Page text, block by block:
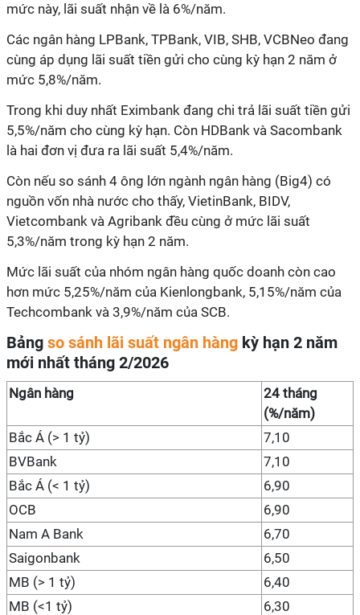
mức này, lãi suất nhận về là 6%/năm.
Các ngân hàng LPBank, TPBank, VIB, SHB, VCBNeo đang
cùng áp dụng lãi suất tiền gửi cho cùng kỳ hạn 2 năm ở
mức 5,8%/năm.
Trong khi duy nhất Eximbank đang chi trả lãi suất tiền gửi
5,5%/năm cho cùng kỳ hạn. Còn HDBank và Sacombank
là hai đơn vị đưa ra lãi suất 5,4%/năm.
Còn nếu so sánh 4 ông lớn ngành ngân hàng (Big4) có
nguồn vốn nhà nước cho thấy, VietinBank, BIDV,
Vietcombank và Agribank đều cùng ở mức lãi suất
5,3%/năm trong kỳ hạn 2 năm.
Mức lãi suất của nhóm ngân hàng quốc doanh còn cao
hơn mức 5,25%/năm của Kienlongbank, 5,15%/năm của
Techcombank và 3,9%/năm của SCB.
Bảng so sánh lãi suất ngân hàng kỳ hạn 2 năm
mới nhất tháng 2/2026
Ngân hàng
24 tháng
(%/năm)
Bắc Á (> 1 tỷ)
7,10
BVBank
7,10
Bắc Á (< 1 tỷ)
6,90
OCB
6,90
Nam A Bank
6,70
Saigonbank
6,50
MB (> 1 tỷ)
6,40
MB (<1 tỷ)
6,30